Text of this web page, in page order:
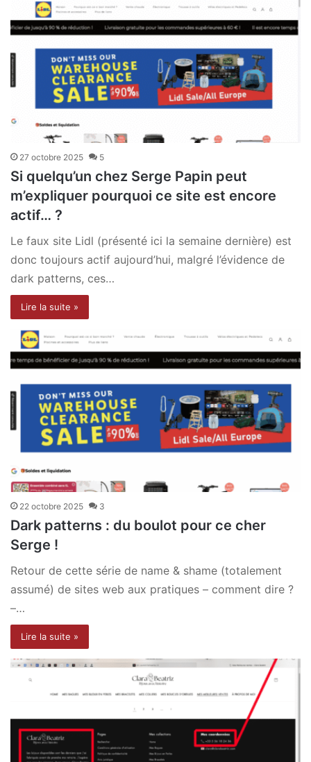
27 octobre 2025 5
Si quelqu’un chez Serge Papin peut
m’expliquer pourquoi ce site est encore
actif… ?
Le faux site Lidl (présenté ici la semaine dernière) est
donc toujours actif aujourd’hui, malgré l’évidence de
dark patterns, ces…
Lire la suite »
22 octobre 2025 3
Dark patterns : du boulot pour ce cher
Serge !
Retour de cette série de name & shame (totalement
assumé) de sites web aux pratiques – comment dire ?
–…
Lire la suite »